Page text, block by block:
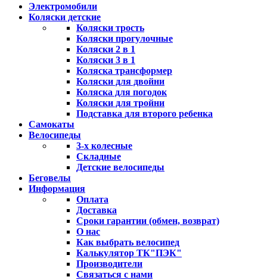
Электромобили
Коляски детские
Коляски трость
Коляски прогулочные
Коляски 2 в 1
Коляски 3 в 1
Коляска трансформер
Коляски для двойни
Коляска для погодок
Коляски для тройни
Подставка для второго ребенка
Самокаты
Велосипеды
3-х колесные
Складные
Детские велосипеды
Беговелы
Информация
Оплата
Доставка
Сроки гарантии (обмен, возврат)
О нас
Как выбрать велосипед
Калькулятор ТК"ПЭК"
Производители
Связаться с нами